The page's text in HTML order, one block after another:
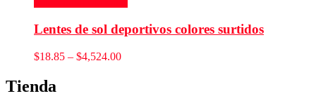
Lentes de sol deportivos colores surtidos
$18.85 – $4,524.00
Tienda